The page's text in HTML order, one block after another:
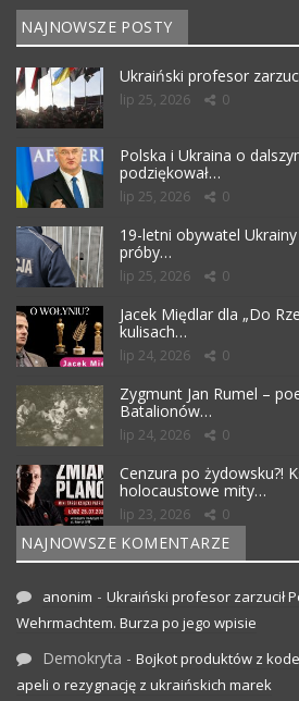
NAJNOWSZE POSTY
Ukraiński profesor
lip 25, 2026 0
Polska i Ukraina o
podziękował…
lip 25, 2026 0
19-letni obywatel
próby…
lip 25, 2026 0
Jacek Międlar dla „Do
kulisach…
lip 24, 2026 0
Zygmunt Jan Rumel –
Batalionów…
lip 24, 2026 0
Cenzura po żydowsku?!
holocaustowe mity…
lip 23, 2026 0
NAJNOWSZE KOMENTARZE
anonim - Ukraiński profesor zarzucił
Wehrmachtem. Burza po jego wpisie
Demokryta - Bojkot produktów z
apeli o rezygnację z ukraińskich marek